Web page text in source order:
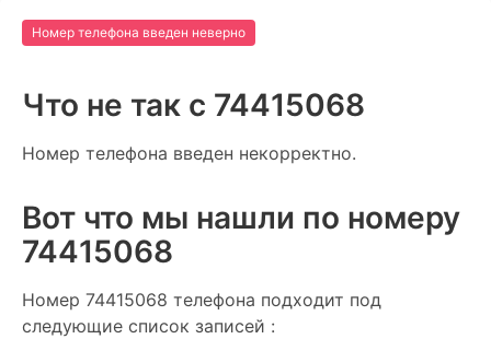
Номер телефона введен неверно
Что не так c 74415068
Номер телефона введен некорректно.
Вот что мы нашли по номеру
74415068
Номер 74415068 телефона подходит под
следующие список записей :